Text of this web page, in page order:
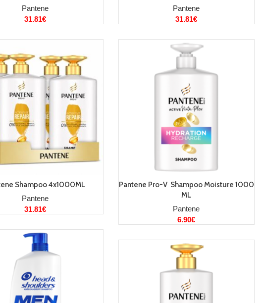
Pantene
31.81€
Pantene
31.81€
LISA KORVI
Shampoo 4x1000ML
Pantene
31.81€
LISA KORVI
Pantene Pro-V Shampoo Moisture 1000
ML
Pantene
6.90€